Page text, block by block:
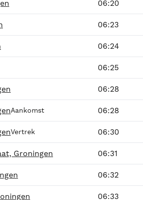
06:20
06:23
06:24
06:25
06:28
Aankomst 06:28
Vertrek 06:30
Groningen 06:31
06:32
06:33